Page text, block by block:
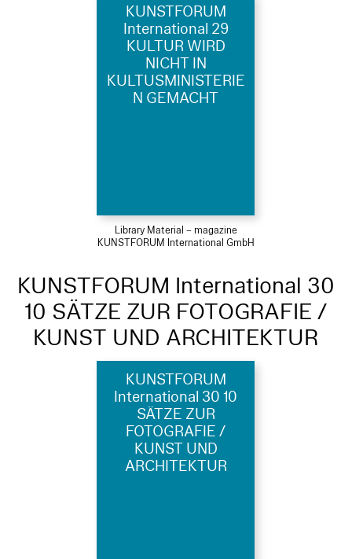
KUNSTFORUM
International 29
KULTUR WIRD
NICHT IN
KULTUSMINISTERIE
N GEMACHT
Library Material – magazine
KUNSTFORUM International GmbH
KUNSTFORUM International 30
10 SÄTZE ZUR FOTOGRAFIE /
KUNST UND ARCHITEKTUR
KUNSTFORUM
International 30 10
SÄTZE ZUR
FOTOGRAFIE /
KUNST UND
ARCHITEKTUR